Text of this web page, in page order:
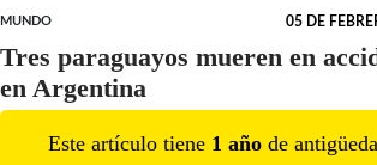
MUNDO 05 DE
Tres paraguayos mueren en
en Argentina
Este artículo tiene 1 año de